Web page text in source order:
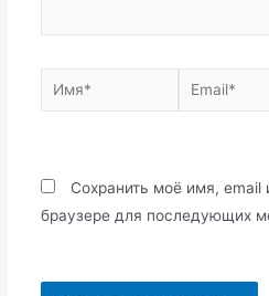
Имя* Email*
Сохранить моё имя, email
браузере для последующих